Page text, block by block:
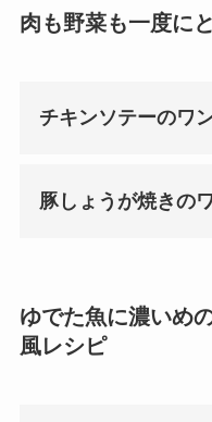
肉も野菜も一度に
チキンソテーのワ
豚しょうが焼きの
ゆでた魚に濃いめ
風レシピ